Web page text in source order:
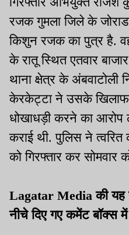
रजक गुमला जिले के
किशुन रजक का पुत्र है.
के रातू स्थित एतवार
थाना क्षेत्र के अंबवाटोली
केरकेट्टा ने उसके
धोखाधड़ी करने का आरोप
कराई थी. पुलिस ने त्वरित
को गिरफ्तार कर सोमवार
Lagatar Media की
नीचे दिए गए कमेंट बॉक्स